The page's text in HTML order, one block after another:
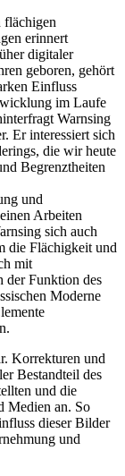
flächigen
erinnert
digitaler
geboren, gehört
Einfluss
im Laufe
Warnsing
Er interessiert sich
die wir heute
Begrenztheiten
und
Arbeiten
sich auch
die Flächigkeit und
mit
der Funktion des
Moderne
Korrekturen und
Bestandteil des
und die
Medien an. So
dieser Bilder
und